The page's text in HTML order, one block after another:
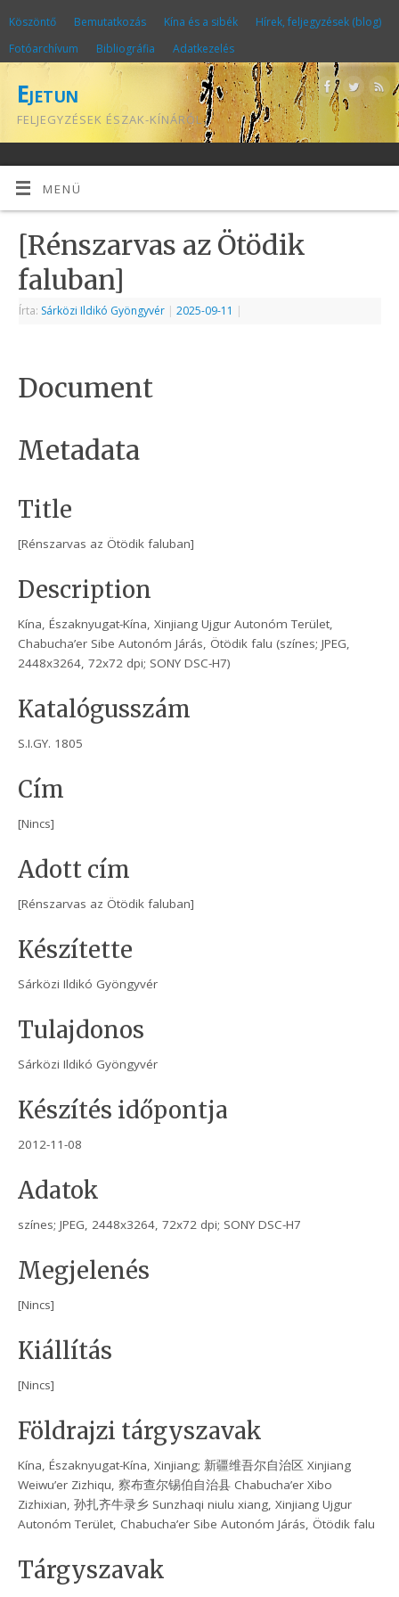
Köszöntő Bemutatkozás Kína és a sibék
Hírek, feljegyzések (blog)
Fotóarchívum
Bibliográfia Adatkezelés
Ejetun
FELJEGYZÉSEK ÉSZAK-KÍNÁRÓL
MENÜ
[Rénszarvas az Ötödik
faluban]
Írta: Sárközi Ildikó Gyöngyvér | 2025-09-11 |
Document
Metadata
Title
[Rénszarvas az Ötödik faluban]
Description
Kína, Északnyugat-Kína, Xinjiang Ujgur Autonóm Terület,
Chabucha’er Sibe Autonóm Járás, Ötödik falu (színes; JPEG,
2448x3264, 72x72 dpi; SONY DSC-H7)
Katalógusszám
S.I.GY. 1805
Cím
[Nincs]
Adott cím
[Rénszarvas az Ötödik faluban]
Készítette
Sárközi Ildikó Gyöngyvér
Tulajdonos
Sárközi Ildikó Gyöngyvér
Készítés időpontja
2012-11-08
Adatok
színes; JPEG, 2448x3264, 72x72 dpi; SONY DSC-H7
Megjelenés
[Nincs]
Kiállítás
[Nincs]
Földrajzi tárgyszavak
Kína, Északnyugat-Kína, Xinjiang; 新疆维吾尔自治区 Xinjiang
Weiwu’er Zizhiqu, 察布查尔锡伯自治县 Chabucha’er Xibo
Zizhixian, 孙扎齐牛录乡 Sunzhaqi niulu xiang, Xinjiang Ujgur
Autonóm Terület, Chabucha’er Sibe Autonóm Járás, Ötödik falu
Tárgyszavak